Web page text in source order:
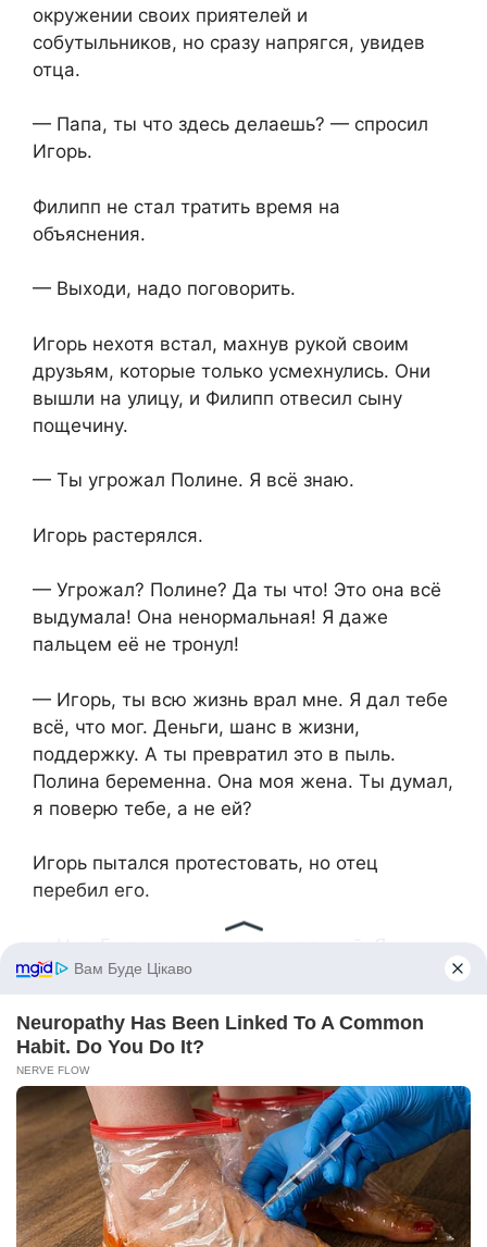
окружении своих приятелей и
собутыльников, но сразу напрягся, увидев
отца.
— Папа, ты что здесь делаешь? — спросил
Игорь.
Филипп не стал тратить время на
объяснения.
— Выходи, надо поговорить.
Игорь нехотя встал, махнув рукой своим
друзьям, которые только усмехнулись. Они
вышли на улицу, и Филипп отвесил сыну
пощечину.
— Ты угрожал Полине. Я всё знаю.
Игорь растерялся.
— Угрожал? Полине? Да ты что! Это она всё
выдумала! Она ненормальная! Я даже
пальцем её не тронул!
— Игорь, ты всю жизнь врал мне. Я дал тебе
всё, что мог. Деньги, шанс в жизни,
поддержку. А ты превратил это в пыль.
Полина беременна. Она моя жена. Ты думал,
я поверю тебе, а не ей?
Игорь пытался протестовать, но отец
перебил его.
разочарован в тебе. Ты переступил черту.
Игорь изменился в лице, его голос стал
резким:
— Ты что, реально веришь ей? Она же
использует тебя! А теперь этот ребёнок… Ты
даже не знаешь, твой ли он!
Филипп, не удержавшись, схватил сына за